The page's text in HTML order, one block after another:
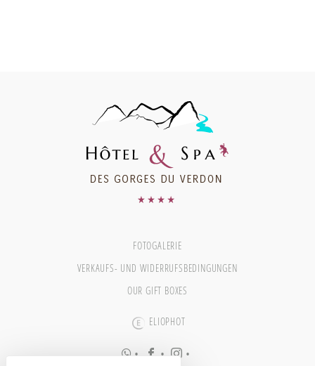
FOTOGALERIE
VERKAUFS- UND WIDERRUFSBEDINGUNGEN
OUR GIFT BOXES
ELIOPHOT
• • •